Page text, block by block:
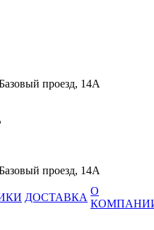
проезд, 14А
проезд, 14А
ДОСТАВКА
О